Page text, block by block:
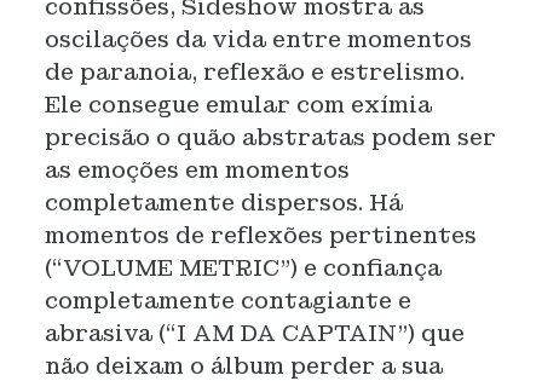
confissões, Sideshow mostra as
oscilações da vida entre momentos
de paranoia, reflexão e estrelismo.
Ele consegue emular com exímia
precisão o quão abstratas podem ser
as emoções em momentos
completamente dispersos. Há
momentos de reflexões pertinentes
(“VOLUME METRIC”) e confiança
completamente contagiante e
abrasiva (“I AM DA CAPTAIN”) que
não deixam o álbum perder a sua